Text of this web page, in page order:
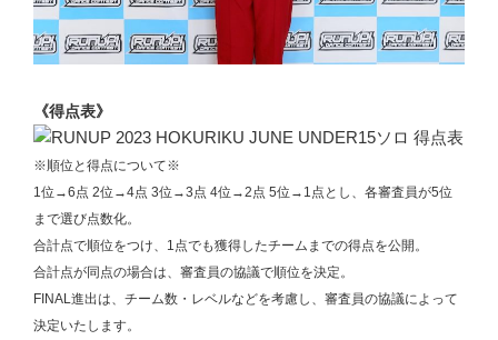
《得点表》
※順位と得点について※
1位→6点 2位→4点 3位→3点 4位→2点 5位→1点とし、各審査員が5位
まで選び点数化。
合計点で順位をつけ、1点でも獲得したチームまでの得点を公開。
合計点が同点の場合は、審査員の協議で順位を決定。
FINAL進出は、チーム数・レベルなどを考慮し、審査員の協議によって
決定いたします。